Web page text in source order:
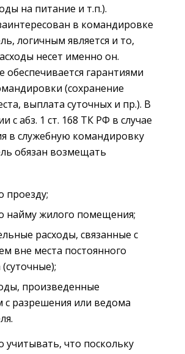
на питание и т.п.).
в командировке
логичным является и то,
несет именно он.
обеспечивается гарантиями
(сохранение
выплата суточных и пр.). В
с абз. 1 ст. 168 ТК РФ в случае
в служебную ­командировку
обязан возмещать
проезду;
найму жилого помещения;
расходы, связанные с
вне места постоянного
произведенные
с разрешения или ведома
учитывать, что поскольку